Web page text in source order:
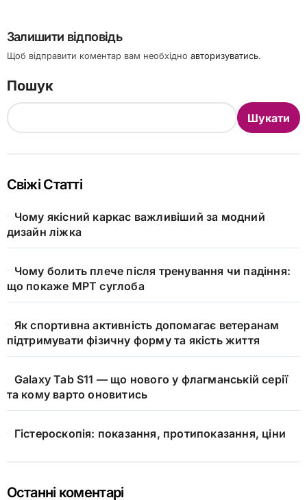
Залишити відповідь
Щоб відправити коментар вам необхідно авторизуватись.
Пошук
Шукати
Свіжі Статті
Чому якісний каркас важливіший за модний
дизайн ліжка
Чому болить плече після тренування чи падіння:
що покаже МРТ суглоба
Як спортивна активність допомагає ветеранам
підтримувати фізичну форму та якість життя
Galaxy Tab S11 — що нового у флагманській серії
та кому варто оновитись
Гістероскопія: показання, протипоказання, ціни
Останні коментарі